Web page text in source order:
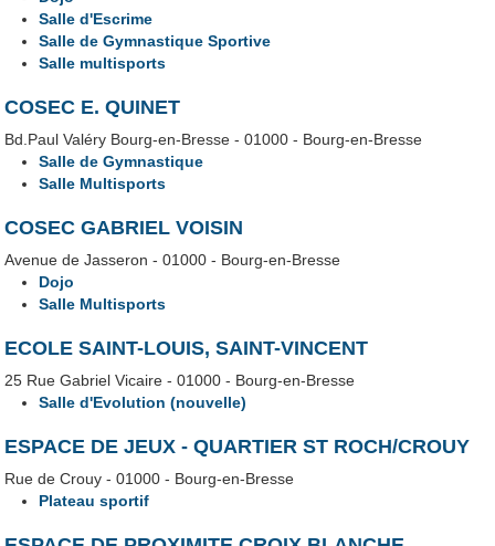
Salle d'Escrime
Salle de Gymnastique Sportive
Salle multisports
COSEC E. QUINET
Bd.Paul Valéry Bourg-en-Bresse - 01000 - Bourg-en-Bresse
Salle de Gymnastique
Salle Multisports
COSEC GABRIEL VOISIN
Avenue de Jasseron - 01000 - Bourg-en-Bresse
Dojo
Salle Multisports
ECOLE SAINT-LOUIS, SAINT-VINCENT
25 Rue Gabriel Vicaire - 01000 - Bourg-en-Bresse
Salle d'Evolution (nouvelle)
ESPACE DE JEUX - QUARTIER ST ROCH/CROUY
Rue de Crouy - 01000 - Bourg-en-Bresse
Plateau sportif